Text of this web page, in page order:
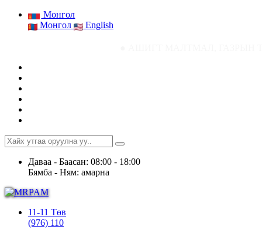
Монгол
Монгол
English
Даваа - Баасан: 08:00 - 18:00
Бямба - Ням: амарна
11-11 Төв
(976) 110